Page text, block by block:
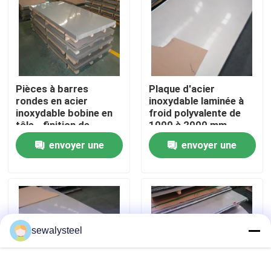
A propos de nous
Visite d'usine
Contrôle de la qualité
Contact
Tous les cas
Demande de soumission
Pièces à barres
rondes en acier
inoxydable bobine en
tôle - finition de
surface 2B
envoyer une
Plaque d'acier
inoxydable laminée à
froid polyvalente de
1000 à 2000 mm
envoyer une
sewalysteel